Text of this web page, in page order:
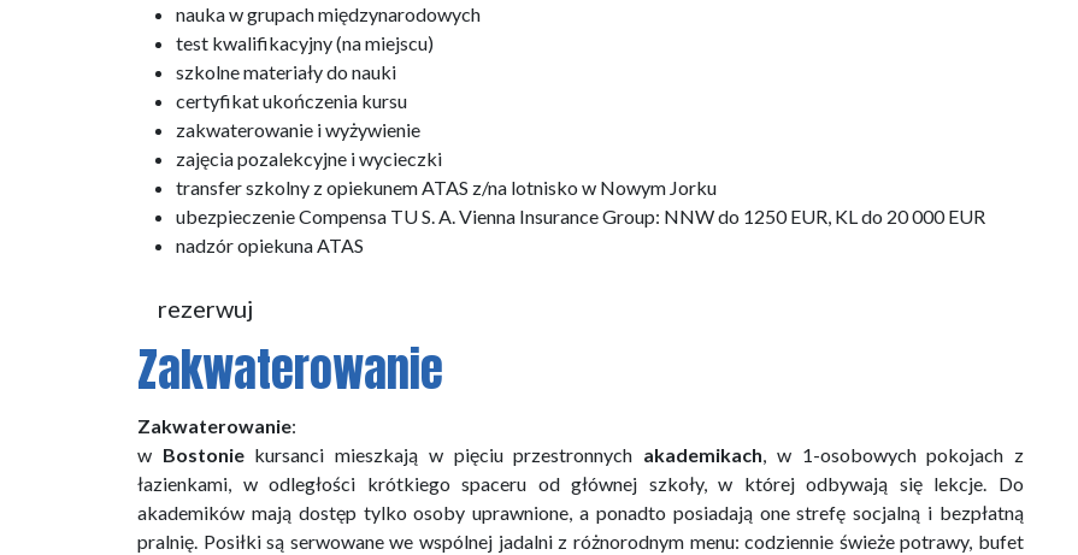
nauka w grupach międzynarodowych
test kwalifikacyjny (na miejscu)
szkolne materiały do nauki
certyfikat ukończenia kursu
zakwaterowanie i wyżywienie
zajęcia pozalekcyjne i wycieczki
transfer szkolny z opiekunem ATAS z/na lotnisko w Nowym Jorku
ubezpieczenie Compensa TU S. A. Vienna Insurance Group: NNW do 1250 EUR, KL do 20 000 EUR
nadzór opiekuna ATAS
rezerwuj
Zakwaterowanie
Zakwaterowanie:
w Bostoniekursanci mieszkają w pięciu przestronnych akademikach , w 1-osobowych pokojach z
łazienkami, w odległości krótkiego spaceru od głównej szkoły, w której odbywają się lekcje. Do
akademików mają dostęp tylko osoby uprawnione, a ponadto posiadają one strefę socjalną i bezpłatną
pralnię. Posiłki są serwowane we wspólnej jadalni z różnorodnym menu: codziennie świeże potrawy, bufet